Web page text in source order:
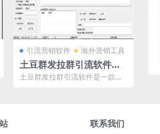
引流营销软件 海外营销工具
土豆群发拉群引流软件：
高效营销的利器
土豆群发拉群引流软件是一款高
联系我们